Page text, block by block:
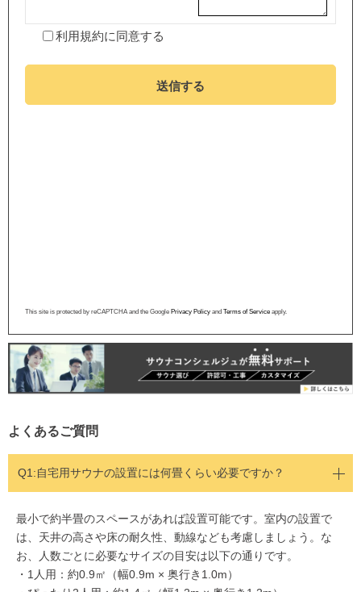
利用規約に同意する
送信する
This site is protected by reCAPTCHA and the Google Privacy Policy and Terms of Service apply.
よくあるご質問
Q1:自宅用サウナの設置には何畳くらい必要ですか？
最小で約半畳のスペースがあれば設置可能です。室内の設置で
は、天井の高さや床の耐久性、動線なども考慮しましょう。な
お、人数ごとに必要なサイズの目安は以下の通りです。
・1人用：約0.9㎡（幅0.9m × 奥行き1.0m）